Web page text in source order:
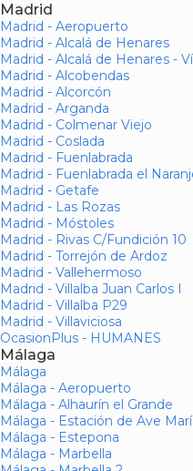
Madrid
Madrid - Aeropuerto
Madrid - Alcalá de Henares
Madrid - Alcalá de Henares -
Madrid - Alcobendas
Madrid - Alcorcón
Madrid - Arganda
Madrid - Colmenar Viejo
Madrid - Coslada
Madrid - Fuenlabrada
Madrid - Fuenlabrada el
Madrid - Getafe
Madrid - Las Rozas
Madrid - Móstoles
Madrid - Rivas C/Fundición 10
Madrid - Torrejón de Ardoz
Madrid - Vallehermoso
Madrid - Villalba Juan Carlos I
Madrid - Villalba P29
Madrid - Villaviciosa
OcasionPlus - HUMANES
Málaga
Málaga
Málaga - Aeropuerto
Málaga - Alhaurín el Grande
Málaga - Estación de Ave
Málaga - Estepona
Málaga - Marbella